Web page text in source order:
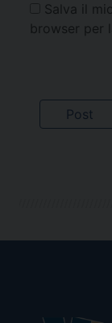
Salva il
browser per